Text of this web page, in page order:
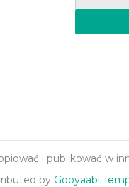
i publikować w
by Gooyaabi